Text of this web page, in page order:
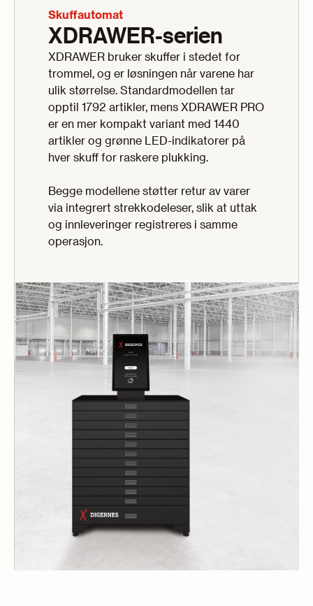
Skuffautomat
XDRAWER-serien
XDRAWER bruker skuffer i stedet for
trommel, og er løsningen når varene har
ulik størrelse. Standardmodellen tar
opptil 1792 artikler, mens XDRAWER PRO
er en mer kompakt variant med 1440
artikler og grønne LED-indikatorer på
hver skuff for raskere plukking.
Begge modellene støtter retur av varer
via integrert strekkodeleser, slik at uttak
og innleveringer registreres i samme
operasjon.